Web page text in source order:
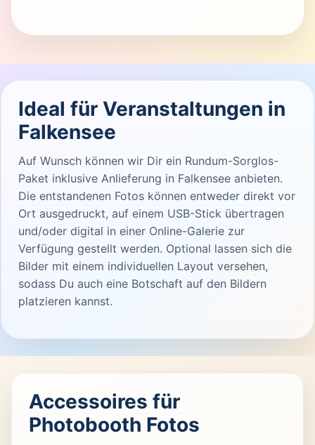
Ideal für Veranstaltungen in
Falkensee
Auf Wunsch können wir Dir ein Rundum-Sorglos-
Paket inklusive Anlieferung in Falkensee anbieten.
Die entstandenen Fotos können entweder direkt vor
Ort ausgedruckt, auf einem USB-Stick übertragen
und/oder digital in einer Online-Galerie zur
Verfügung gestellt werden. Optional lassen sich die
Bilder mit einem individuellen Layout versehen,
sodass Du auch eine Botschaft auf den Bildern
platzieren kannst.
Accessoires für
Photobooth Fotos